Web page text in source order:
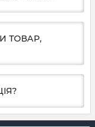
ТОВАР,